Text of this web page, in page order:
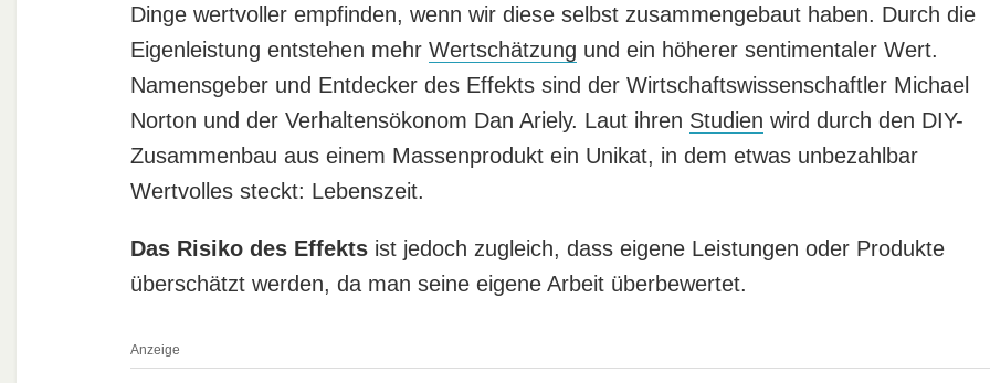
Dinge wertvoller empfinden, wenn wir diese selbst zusammengebaut haben. Durch die
Eigenleistung entstehen mehr Wertschätzung und ein höherer sentimentaler Wert.
Namensgeber und Entdecker des Effekts sind der Wirtschaftswissenschaftler Michael
Norton und der Verhaltensökonom Dan Ariely. Laut ihren Studien wird durch den DIY-
Zusammenbau aus einem Massenprodukt ein Unikat, in dem etwas unbezahlbar
Wertvolles steckt: Lebenszeit.
Das Risiko des Effektsist jedoch zugleich, dass eigene Leistungen oder Produkte
überschätzt werden, da man seine eigene Arbeit überbewertet.
Anzeige